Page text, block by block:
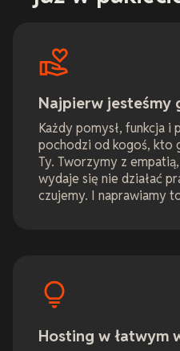
Najpierw jesteśmy
Każdy pomysł, funkcja i
pochodzi od kogoś, kto
Ty. Tworzymy z
wydaje się nie działać
czujemy. I naprawiamy
Hosting w łatwym